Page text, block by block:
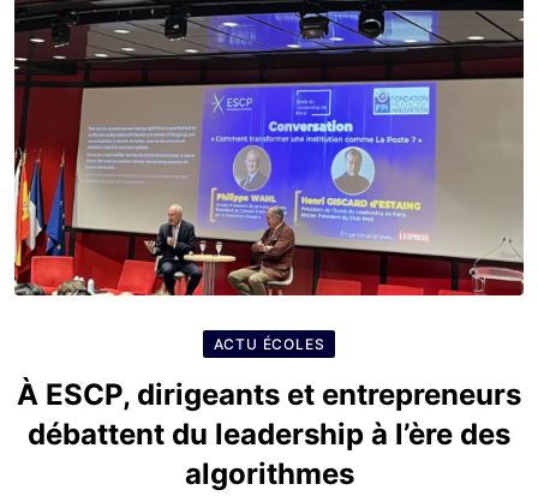
ACTU ÉCOLES
À ESCP, dirigeants et entrepreneurs
débattent du leadership à l’ère des
algorithmes